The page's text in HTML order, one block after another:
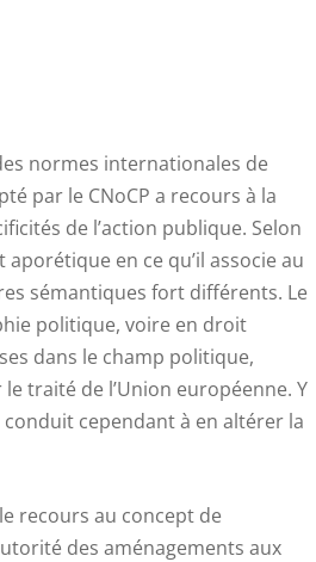
normes internationales de
par le CNoCP a recours à la
de l’action publique. Selon
en ce qu’il associe au
sémantiques fort différents. Le
politique, voire en droit
dans le champ politique,
traité de l’Union européenne. Y
cependant à en altérer la
recours au concept de
des aménagements aux